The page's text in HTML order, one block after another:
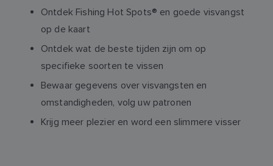
Ontdek Fishing Hot Spots® en goede visvangst
op de kaart
Ontdek wat de beste tijden zijn om op
specifieke soorten te vissen
Bewaar gegevens over visvangsten en
omstandigheden, volg uw patronen
Krijg meer plezier en word een slimmere visser